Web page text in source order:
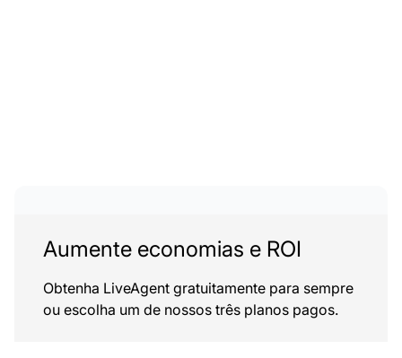
Aumente economias e ROI
Obtenha LiveAgent gratuitamente para sempre
ou escolha um de nossos três planos pagos.